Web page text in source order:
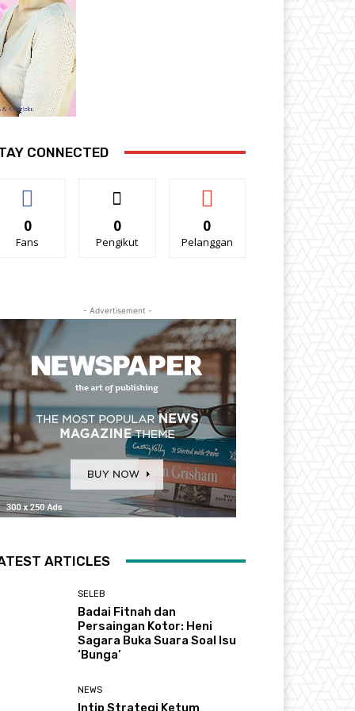
CONNECTED
0
Fans
0
Pengikut
0
Pelanggan
- Advertisement -
ARTICLES
SELEB
Badai Fitnah dan
Persaingan Kotor: Heni
Sagara Buka Suara Soal Isu
‘Bunga’
NEWS
Intip Strategi Ketum